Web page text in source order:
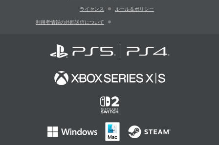
ライセンス ルール＆ポリシー
利用者情報の外部送信について